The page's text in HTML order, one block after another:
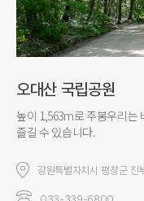
오대산 국립공원
높이 1,563m로 주봉우리는
즐길 수 있습니다.
강원특별자치시 평창군